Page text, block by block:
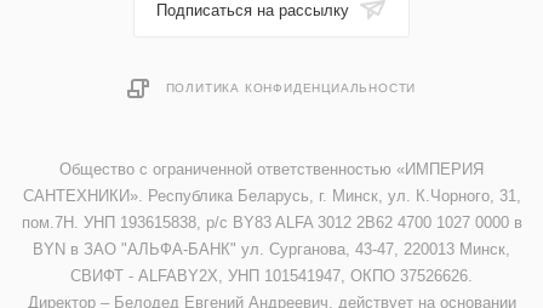
Подписаться на рассылку
ПОЛИТИКА КОНФИДЕНЦИАЛЬНОСТИ
Общество с ограниченной ответственностью «ИМПЕРИЯ
САНТЕХНИКИ». Республика Беларусь, г. Минск, ул. К.Чорного, 31,
пом.7Н. УНП 193615838, р/с BY83 ALFA 3012 2B62 4700 1027 0000 в
BYN в ЗАО "АЛЬФА-БАНК" ул. Сурганова, 43-47, 220013 Минск,
СВИФТ - ALFABY2X, УНП 101541947, ОКПО 37526626.
Директор – Белодед Евгений Андреевич, действует на основании